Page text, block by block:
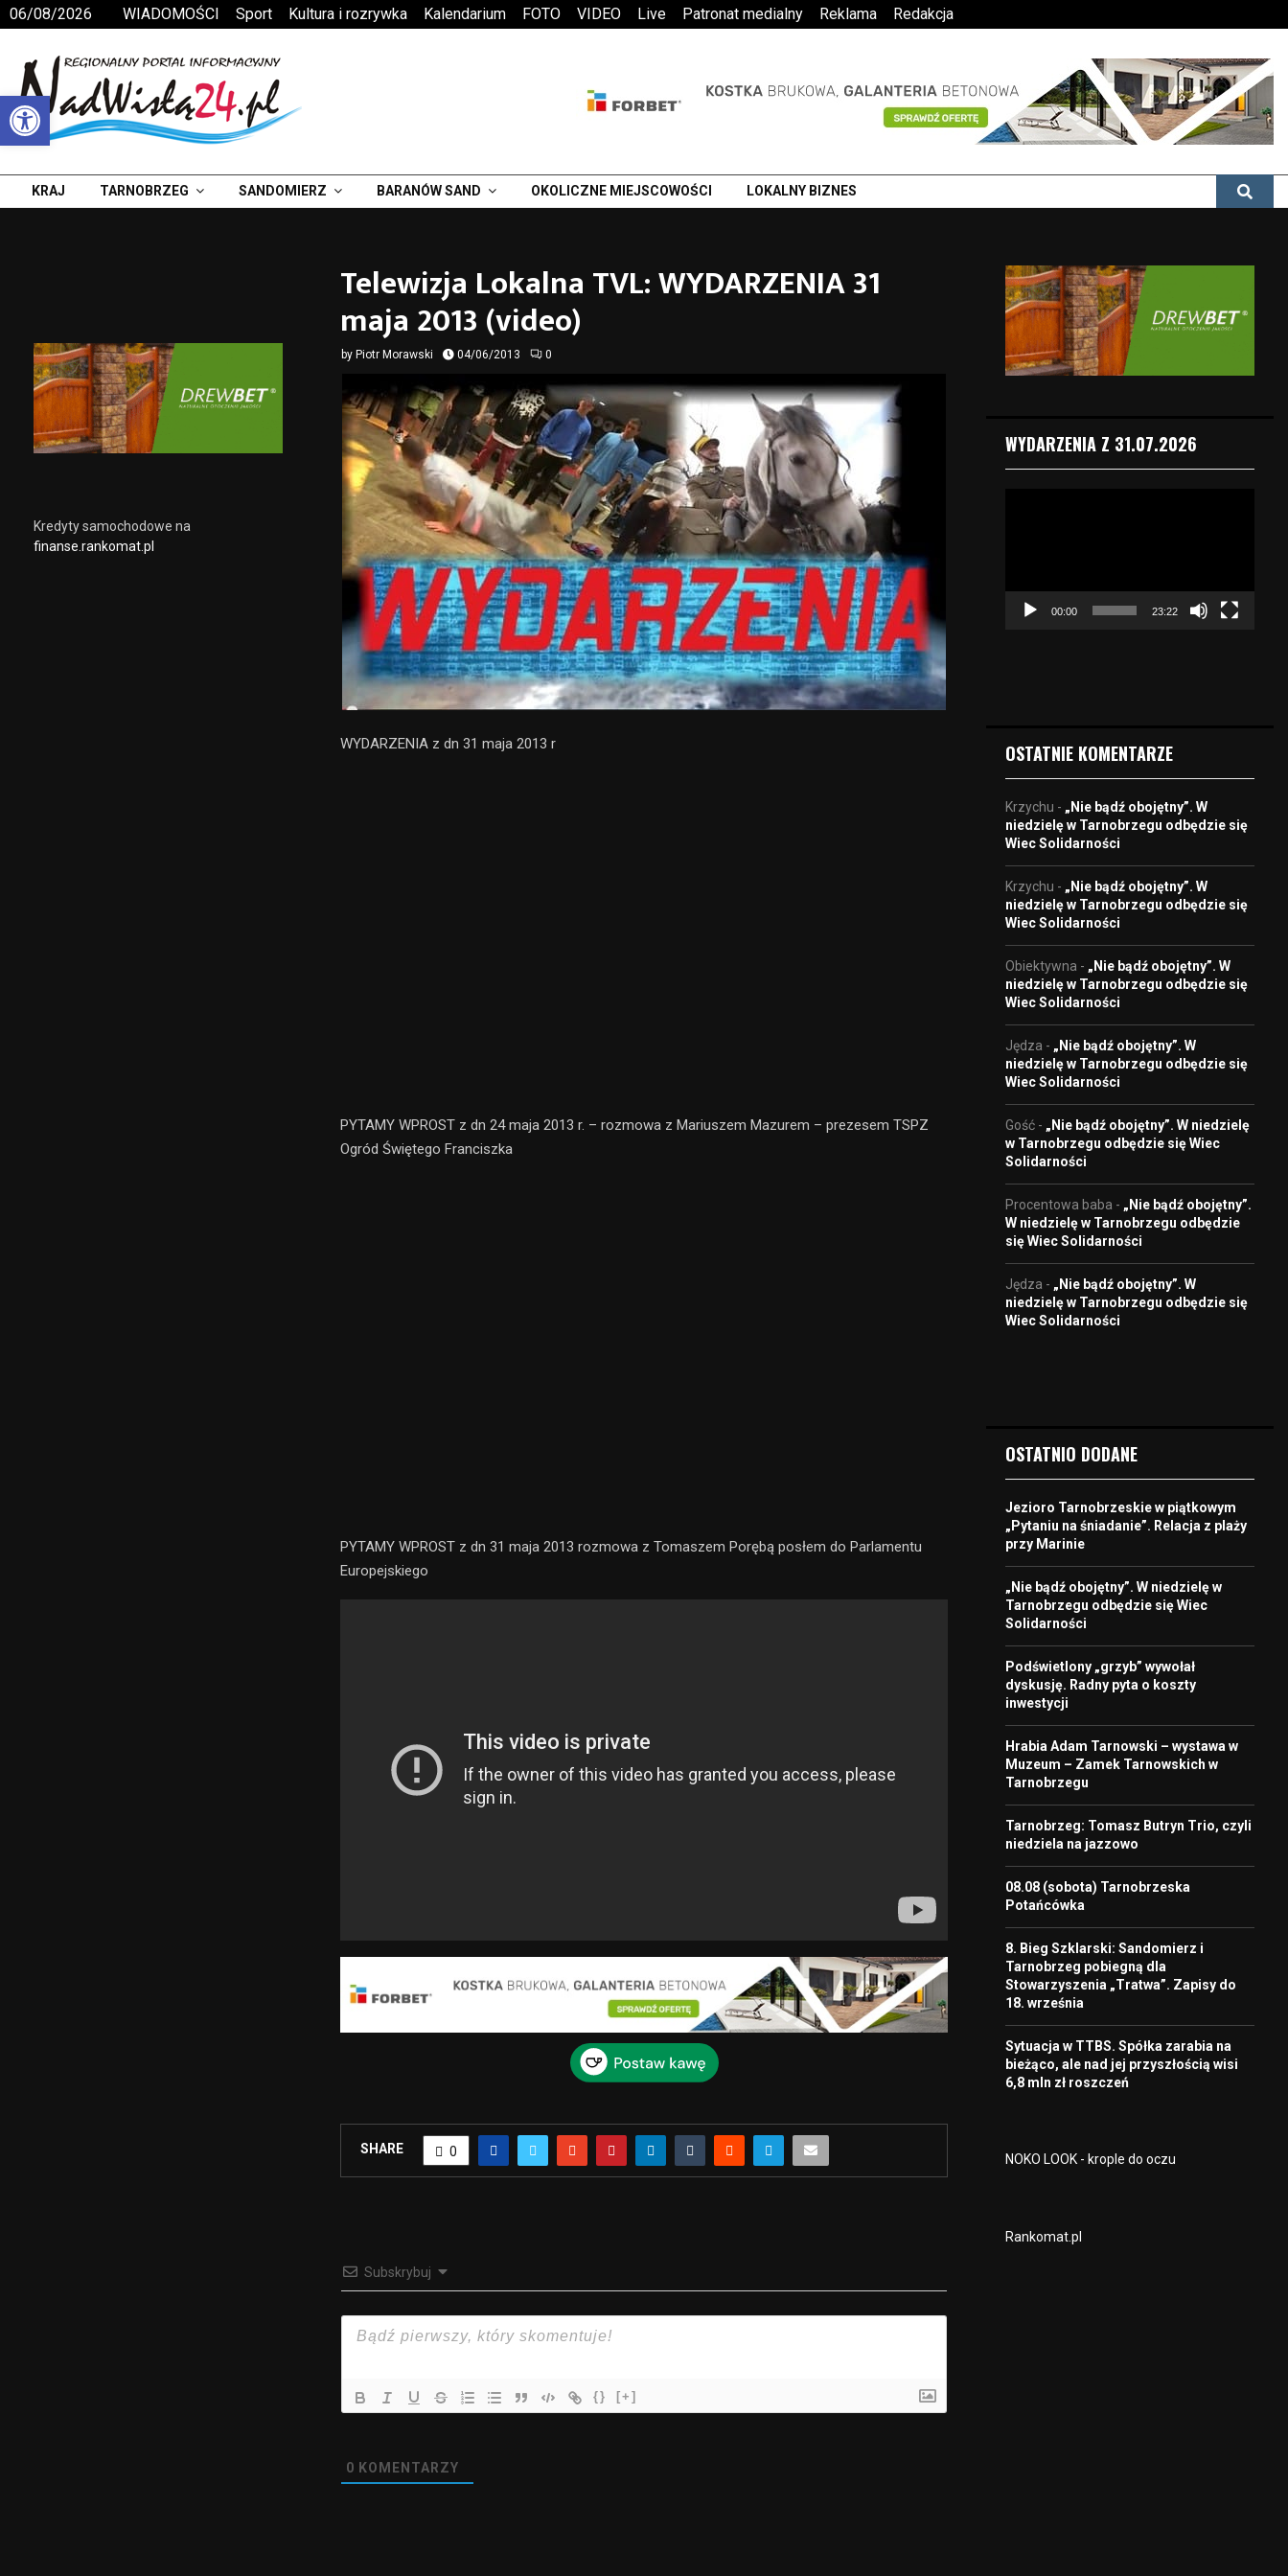
Otwórz pasek narzędzi
06/08/2026 WIADOMOŚCI Sport Kultura i rozrywka Kalendarium FOTO VIDEO Live Patronat medialny Reklama Redakcja
KRAJ TARNOBRZEG SANDOMIERZ BARANÓW SAND OKOLICZNE MIEJSCOWOŚCI LOKALNY BIZNES
Telewizja Lokalna TVL: WYDARZENIA 31
maja 2013 (video)
by Piotr Morawski 04/06/2013 0
WYDARZENIA z dn 31 maja 2013 r
PYTAMY WPROST z dn 24 maja 2013 r. – rozmowa z Mariuszem Mazurem – prezesem TSPZ
Ogród Świętego Franciszka
PYTAMY WPROST z dn 31 maja 2013 rozmowa z Tomaszem Porębą posłem do Parlamentu
Europejskiego
SHARE 0
Subskrybuj
{} [+]
0 KOMENTARZY
Kredyty samochodowe na
finanse.rankomat.pl
WYDARZENIA Z 31.07.2026
e
o
00:00 23:22
OSTATNIE KOMENTARZE
Krzychu - „Nie bądź obojętny”. W
niedzielę w Tarnobrzegu odbędzie się
Wiec Solidarności
Krzychu - „Nie bądź obojętny”. W
niedzielę w Tarnobrzegu odbędzie się
Wiec Solidarności
Obiektywna - „Nie bądź obojętny”. W
niedzielę w Tarnobrzegu odbędzie się
Wiec Solidarności
Jędza - „Nie bądź obojętny”. W
niedzielę w Tarnobrzegu odbędzie się
Wiec Solidarności
Gość - „Nie bądź obojętny”. W niedzielę
w Tarnobrzegu odbędzie się Wiec
Solidarności
Procentowa baba - „Nie bądź obojętny”.
W niedzielę w Tarnobrzegu odbędzie
się Wiec Solidarności
Jędza - „Nie bądź obojętny”. W
niedzielę w Tarnobrzegu odbędzie się
Wiec Solidarności
OSTATNIO DODANE
Jezioro Tarnobrzeskie w piątkowym
„Pytaniu na śniadanie”. Relacja z plaży
przy Marinie
„Nie bądź obojętny”. W niedzielę w
Tarnobrzegu odbędzie się Wiec
Solidarności
Podświetlony „grzyb” wywołał
dyskusję. Radny pyta o koszty
inwestycji
Hrabia Adam Tarnowski – wystawa w
Muzeum – Zamek Tarnowskich w
Tarnobrzegu
Tarnobrzeg: Tomasz Butryn Trio, czyli
niedziela na jazzowo
08.08 (sobota) Tarnobrzeska
Potańcówka
8. Bieg Szklarski: Sandomierz i
Tarnobrzeg pobiegną dla
Stowarzyszenia „Tratwa”. Zapisy do
18. września
Sytuacja w TTBS. Spółka zarabia na
bieżąco, ale nad jej przyszłością wisi
6,8 mln zł roszczeń
NOKO LOOK - krople do oczu
Rankomat.pl